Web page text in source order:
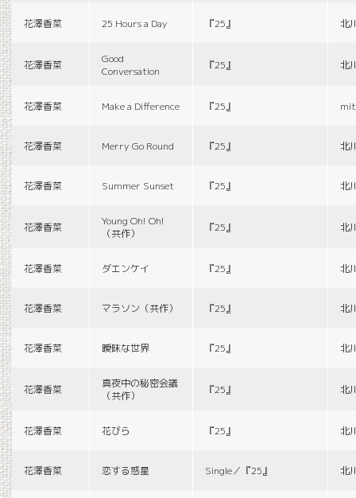
花澤香菜 25 Hours a Day 『25』 北
花澤香菜
Good
Conversation
『25』 北
花澤香菜 Make a Difference 『25』
花澤香菜 Merry Go Round 『25』 北
花澤香菜 Summer Sunset 『25』 北
花澤香菜
Young Oh! Oh!
（共作）
『25』 北
花澤香菜 ダエンケイ 『25』 北
花澤香菜 マラソン（共作） 『25』 北
花澤香菜 曖昧な世界 『25』 北
花澤香菜
真夜中の秘密会議
（共作）
『25』 北
花澤香菜 花びら 『25』 北
花澤香菜 恋する惑星 Single／『25』 北